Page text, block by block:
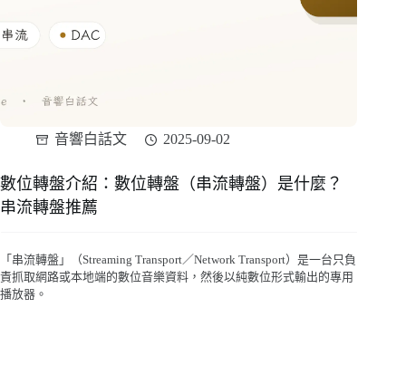
音響白話文 2025-09-02
數位轉盤介紹：數位轉盤（串流轉盤）是什麼？
串流轉盤推薦
「串流轉盤」（Streaming Transport／Network Transport）是一台只負
責抓取網路或本地端的數位音樂資料，然後以純數位形式輸出的專用
播放器。